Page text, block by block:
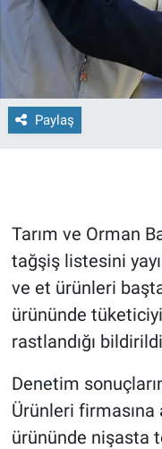
Paylaş
Tarım ve Orman
tağşiş listesini
ve et ürünleri
ürününde
rastlandığı
Denetim
Ürünleri
ürününde nişasta